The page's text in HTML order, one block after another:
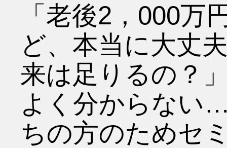
「老後2，000万
ど、本当に大丈
来は足りるの？
よく分からない
ちの方のためセ